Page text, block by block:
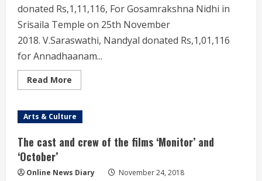
donated Rs,1,11,116, For Gosamrakshna Nidhi in
Srisaila Temple on 25th November
2018. V.Saraswathi, Nandyal donated Rs,1,01,116
for Annadhaanam...
Read More
more
for
schemes
Srisaila
Temple
Arts & Culture
The cast and crew of the films ‘Monitor’ and
‘October’
Online News Diary November 24, 2018